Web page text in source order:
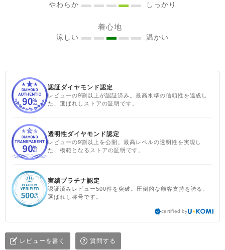
す #sisam ＃フェアトレード
ッション
やわらか しっかり
着心地
涼しい 温かい
認証ダイヤモンド認定
レビューの9割以上が認証済み。最高水準の信頼性を達成し
た、選ばれしストアの証明です。
透明性ダイヤモンド認定
レビューの9割以上を公開。最高レベルの透明性を実現し
た、模範となるストアの証明です。
実績プラチナ認定
認証済みレビュー500件を突破。圧倒的な顧客支持を誇る、
選ばれし称号です。
certified by
レビューを書く 質問する